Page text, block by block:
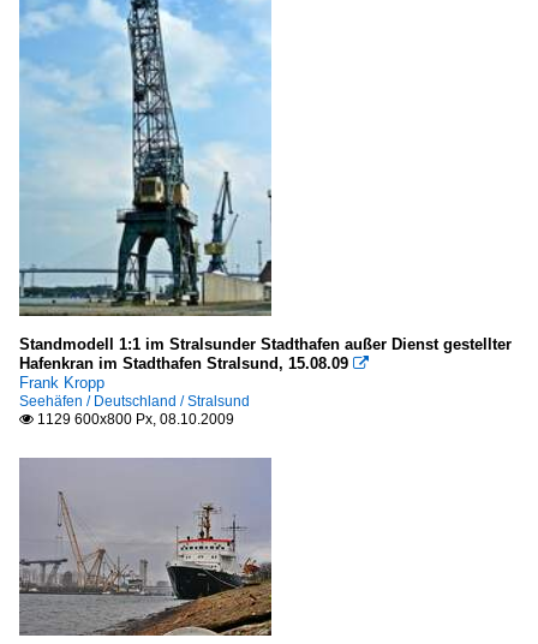
Standmodell 1:1 im Stralsunder Stadthafen außer Dienst gestellter
Hafenkran im Stadthafen Stralsund, 15.08.09 
Frank Kropp
Seehäfen / Deutschland / Stralsund
 1129 600x800 Px, 08.10.2009